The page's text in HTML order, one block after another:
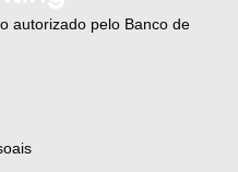
autorizado pelo Banco de